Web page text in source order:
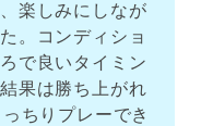
楽しみにしなが
。コンディショ
で良いタイミン
果は勝ち上がれ
ちりプレーでき